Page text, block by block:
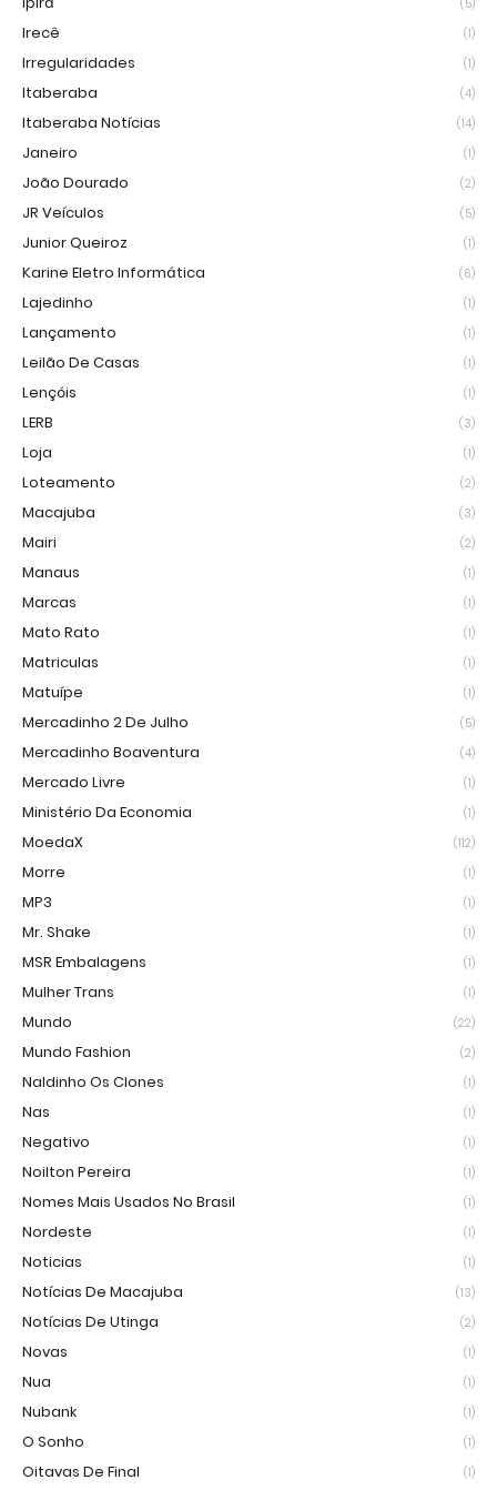
(5)
Irecê (1)
Irregularidades (1)
Itaberaba (4)
Itaberaba Notícias (14)
Janeiro (1)
João Dourado (2)
JR Veículos (5)
Junior Queiroz (1)
Karine Eletro Informática (6)
Lajedinho (1)
Lançamento (1)
Leilão De Casas (1)
Lençóis (1)
LERB (3)
Loja (1)
Loteamento (2)
Macajuba (3)
Mairi (2)
Manaus (1)
Marcas (1)
Mato Rato (1)
Matriculas (1)
Matuípe (1)
Mercadinho 2 De Julho (5)
Mercadinho Boaventura (4)
Mercado Livre (1)
Ministério Da Economia (1)
MoedaX (112)
Morre (1)
MP3 (1)
Mr. Shake (1)
MSR Embalagens (1)
Mulher Trans (1)
Mundo (22)
Mundo Fashion (2)
Naldinho Os Clones (1)
Nas (1)
Negativo (1)
Noilton Pereira (1)
Nomes Mais Usados No Brasil (1)
Nordeste (1)
Noticias (1)
Notícias De Macajuba (13)
Notícias De Utinga (2)
Novas (1)
Nua (1)
Nubank (1)
O Sonho (1)
Oitavas De Final (1)